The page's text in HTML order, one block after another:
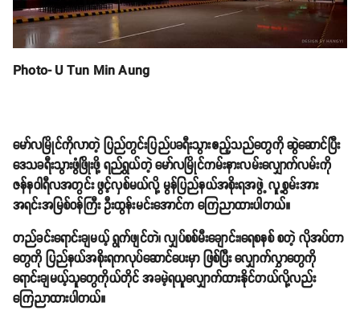
Photo- U Tun Min Aung
မော်လမြိုင်ကိုလာတဲ့ ပြည်တွင်းပြည်ပခရီးသွားဧည့်သည်တွေကို ဆွဲဆောင်ပြီး
ဒေသခရီးသွားဖွံဖြိုးဖို့ ရည်ရွယ်တဲ့ မော်လမြိုင်ကမ်းနားလမ်းလျှောက်လမ်းကို
ဇန်နဝါရီလအတွင်း ဖွင့်လှစ်မယ်လို့ မွန်ပြည်နယ်အစိုးရအဖွဲ့ လူ့စွမ်းအား
အရင်းအမြစ်ဝန်ကြီး ဦးထွန်းမင်းအောင်က ကြေညာထားပါတယ်။
တည်ခင်းရောင်းချမယ့် ရွက်ဖျင်တဲ၊ လျှပ်စစ်မီးချောင်း၊ရေစနစ် စတဲ့ လိုအပ်တာ
တွေကို ပြည်နယ်အစိုးရကလုပ်ဆောင်ပေးမှာ ဖြစ်ပြီး လျှောက်လွှာတွေကို
ရောင်းချမယ့်သူတွေကိုယ်တိုင် အခမဲ့ရယူလျှောက်ထားနိုင်တယ်လို့လည်း
ကြေညာထားပါတယ်။